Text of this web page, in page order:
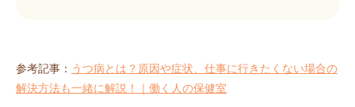
参考記事： うつ病とは？原因や症状、 仕事に行きたくない場合の
解決方法も一緒に解説！｜ 働く人の保健室